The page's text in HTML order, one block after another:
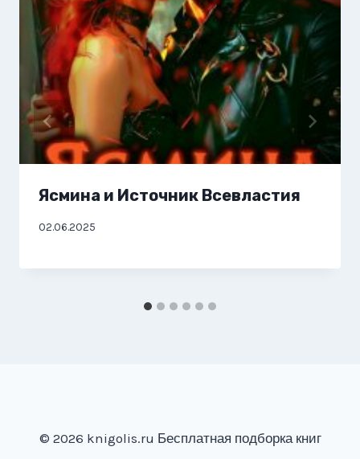
Ясмина и Источник Всевластия
02.06.2025
© 2026 knigolis.ru Бесплатная подборка книг